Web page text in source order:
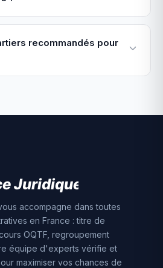
recommandés pour
accompagne dans toutes
en France : titre de
OQTF, regroupement
équipe d'experts vérifie et
maximiser vos chances de